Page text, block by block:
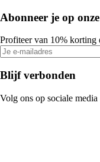
Abonneer je op
Profiteer van 10% korting
Blijf verbonden
Volg ons op sociale media